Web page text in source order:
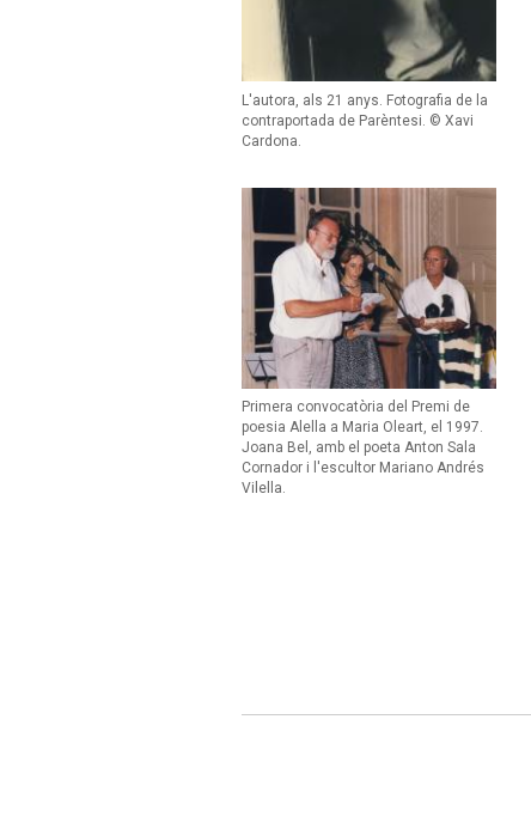
L'autora, als 21 anys. Fotografia de la
contraportada de Parèntesi. © Xavi
Cardona.
Primera convocatòria del Premi de
poesia Alella a Maria Oleart, el 1997.
Joana Bel, amb el poeta Anton Sala
Cornador i l'escultor Mariano Andrés
Vilella.